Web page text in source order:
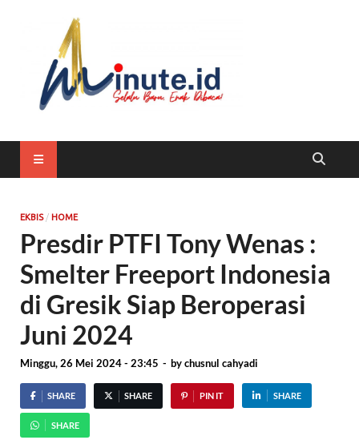
EKBIS/ HOME
Presdir PTFI Tony Wenas :
Smelter Freeport Indonesia
di Gresik Siap Beroperasi
Juni 2024
Minggu, 26 Mei 2024 - 23:45 - bychusnul cahyadi
SHARE SHARE PIN IT SHARE
SHARE